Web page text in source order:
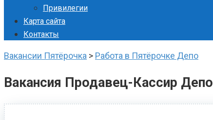
Привилегии
Карта сайта
Контакты
Вакансии Пятёрочка > Работа в Пятёрочке Депо
Вакансия Продавец-Кассир Депо